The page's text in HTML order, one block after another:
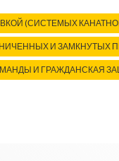
(СИСТЕМЫХ
И ЗАМКНУТЫХ
И ГРАЖДАНСКАЯ